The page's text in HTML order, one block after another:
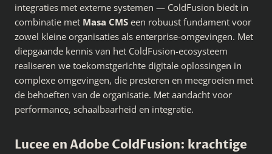
integraties met externe systemen — ColdFusion biedt in
combinatie met Masa CMS een robuust fundament voor
zowel kleine organisaties als enterprise-omgevingen. Met
diepgaande kennis van het ColdFusion-ecosysteem
realiseren we toekomstgerichte digitale oplossingen in
complexe omgevingen, die presteren en meegroeien met
de behoeften van de organisatie. Met aandacht voor
performance, schaalbaarheid en integratie.
Lucee enAdobe ColdFusion: krachtige